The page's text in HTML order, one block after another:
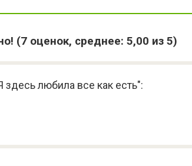
(7 оценок, среднее: 5,00 из 5)
любила все как есть":